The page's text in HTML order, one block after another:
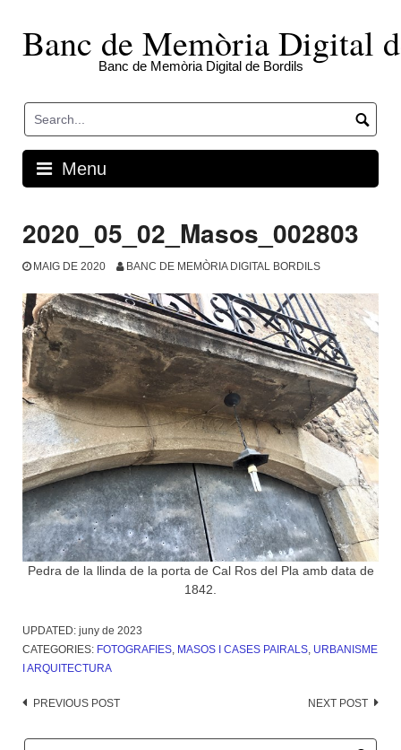
contentBanc de Memòria Digital
Banc de Memòria Digital de Bordils
Menu
2020_05_02_Masos_002803
MAIG DE 2020 BANC DE MEMÒRIA DIGITAL BORDILS
Pedra de la llinda de la porta de Cal Ros del Pla amb data de
1842.
UPDATED: juny de 2023
CATEGORIES: FOTOGRAFIES, MASOS I CASES PAIRALS, URBANISME
I ARQUITECTURA
Post
PREVIOUS POST NEXT POST